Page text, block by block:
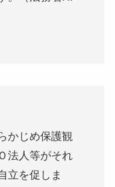
かじめ保護観
法人等がそれ
立を促しま